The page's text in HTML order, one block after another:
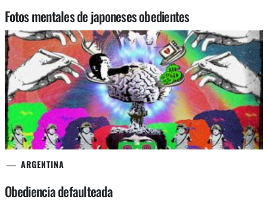
Fotos mentales de japoneses obedientes
ARGENTINA
Obediencia defaulteada